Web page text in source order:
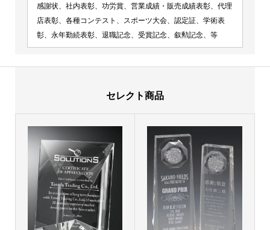
感謝状、社内表彰、功労賞、営業成績・販売成績表彰、代理
店表彰、各種コンテスト、スポーツ大会、認定証、学術表
彰、永年勤続表彰、退職記念、受賞記念、叙勲記念、等
セレクト商品